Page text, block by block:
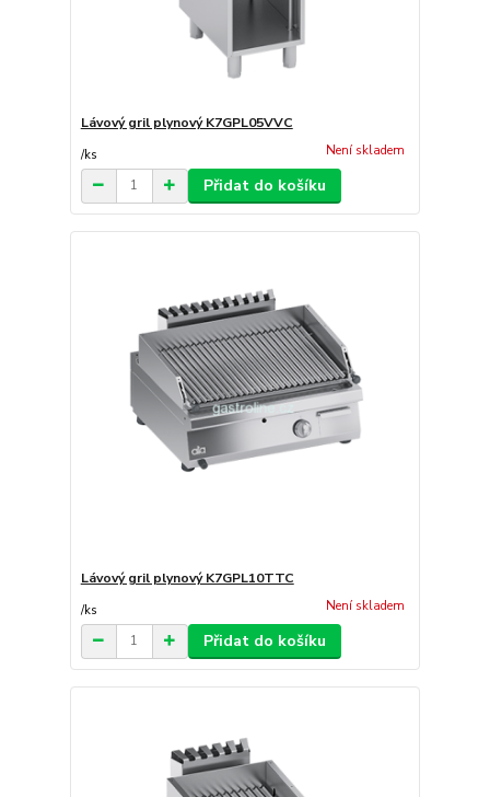
Lávový gril plynový K7GPL05VVC
/ks Není skladem
Přidat do košíku
Lávový gril plynový K7GPL10TTC
/ks Není skladem
Přidat do košíku